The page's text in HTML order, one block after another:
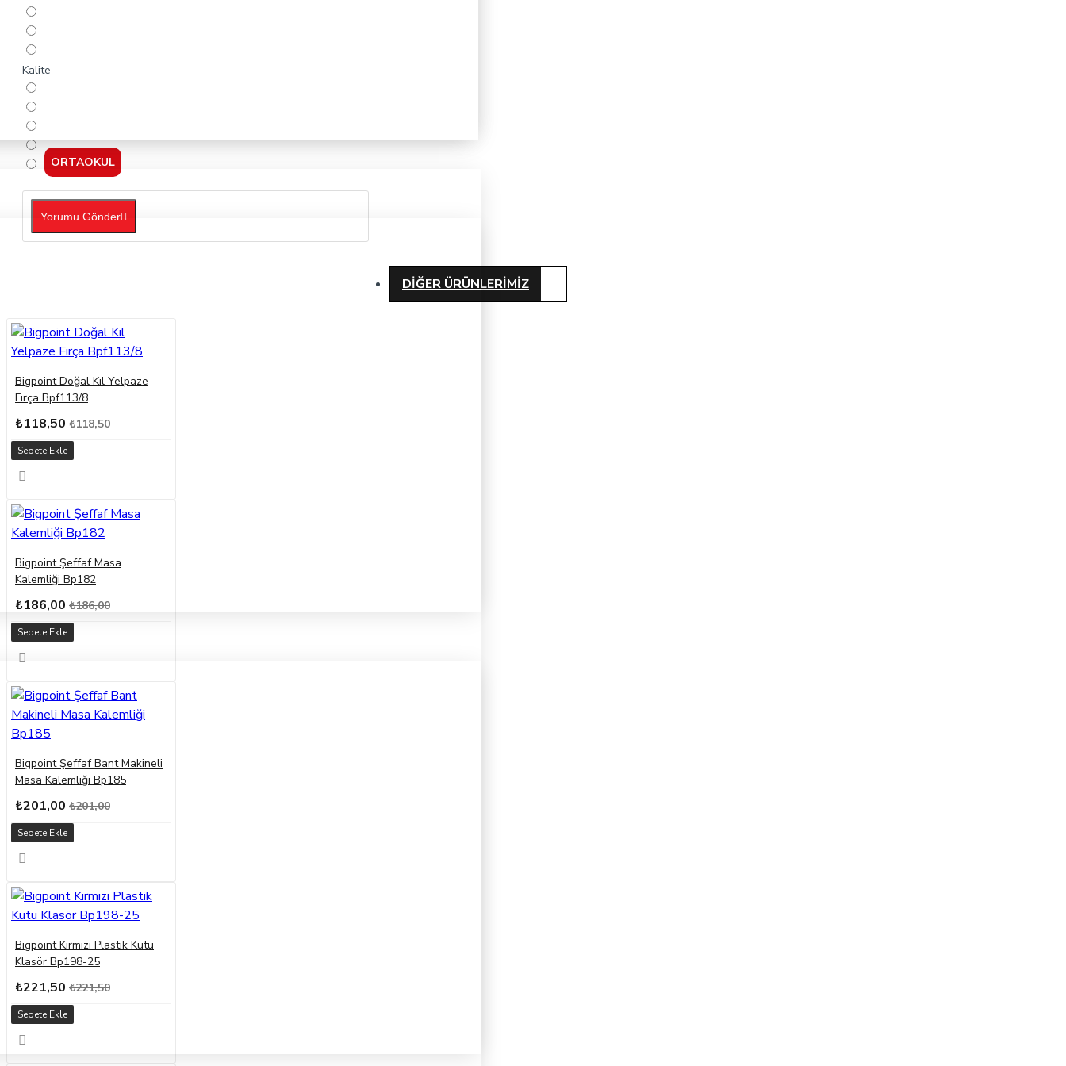
ORTAOKUL
Kalite
Yorumu Gönder
DIĞER ÜRÜNLERIMIZ
Bigpoint Doğal Kıl Yelpaze
Fırça Bpf113/8
₺118,50 ₺118,50
Sepete Ekle
Bigpoint Şeffaf Masa
Kalemliği Bp182
₺186,00 ₺186,00
Sepete Ekle
Bigpoint Şeffaf Bant Makineli
Masa Kalemliği Bp185
₺201,00 ₺201,00
Sepete Ekle
Bigpoint Kırmızı Plastik Kutu
Klasör Bp198-25
₺221,50 ₺221,50
Sepete Ekle